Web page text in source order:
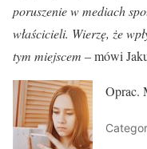
poruszenie w mediach
właścicieli. Wierzę, że
tym miejscem – mówi
Oprac.